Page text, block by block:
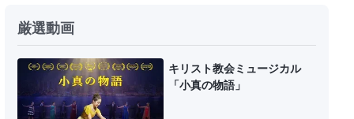
7:35
キリスト教讃美歌集
厳選動画
キリスト教会ミュージカル
「小真の物語」